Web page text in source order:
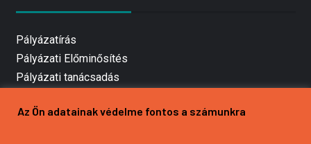
Pályázatírás
Pályázati Előminősítés
Pályázati tanácsadás
Mezőgazdasági pályázatírás
Az Ön adatainak védelme fontos a számunkra